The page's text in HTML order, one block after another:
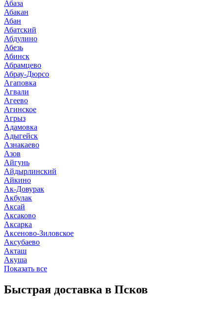
Абаза
Абакан
Абан
Абатский
Абдулино
Абезь
Абинск
Абрамцево
Абрау-Дюрсо
Агаповка
Агвали
Агеево
Агинское
Агрыз
Адамовка
Адыгейск
Азнакаево
Азов
Айгунь
Айдырлинский
Айкино
Ак-Довурак
Акбулак
Аксай
Аксаково
Аксарка
Аксеново-Зиловское
Аксубаево
Акташ
Акуша
Показать все
Быстрая доставка в Псков